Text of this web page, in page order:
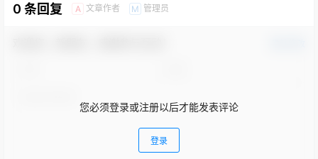
0 条回复 A 文章作者 M 管理员
您必须登录或注册以后才能发表评论
登录